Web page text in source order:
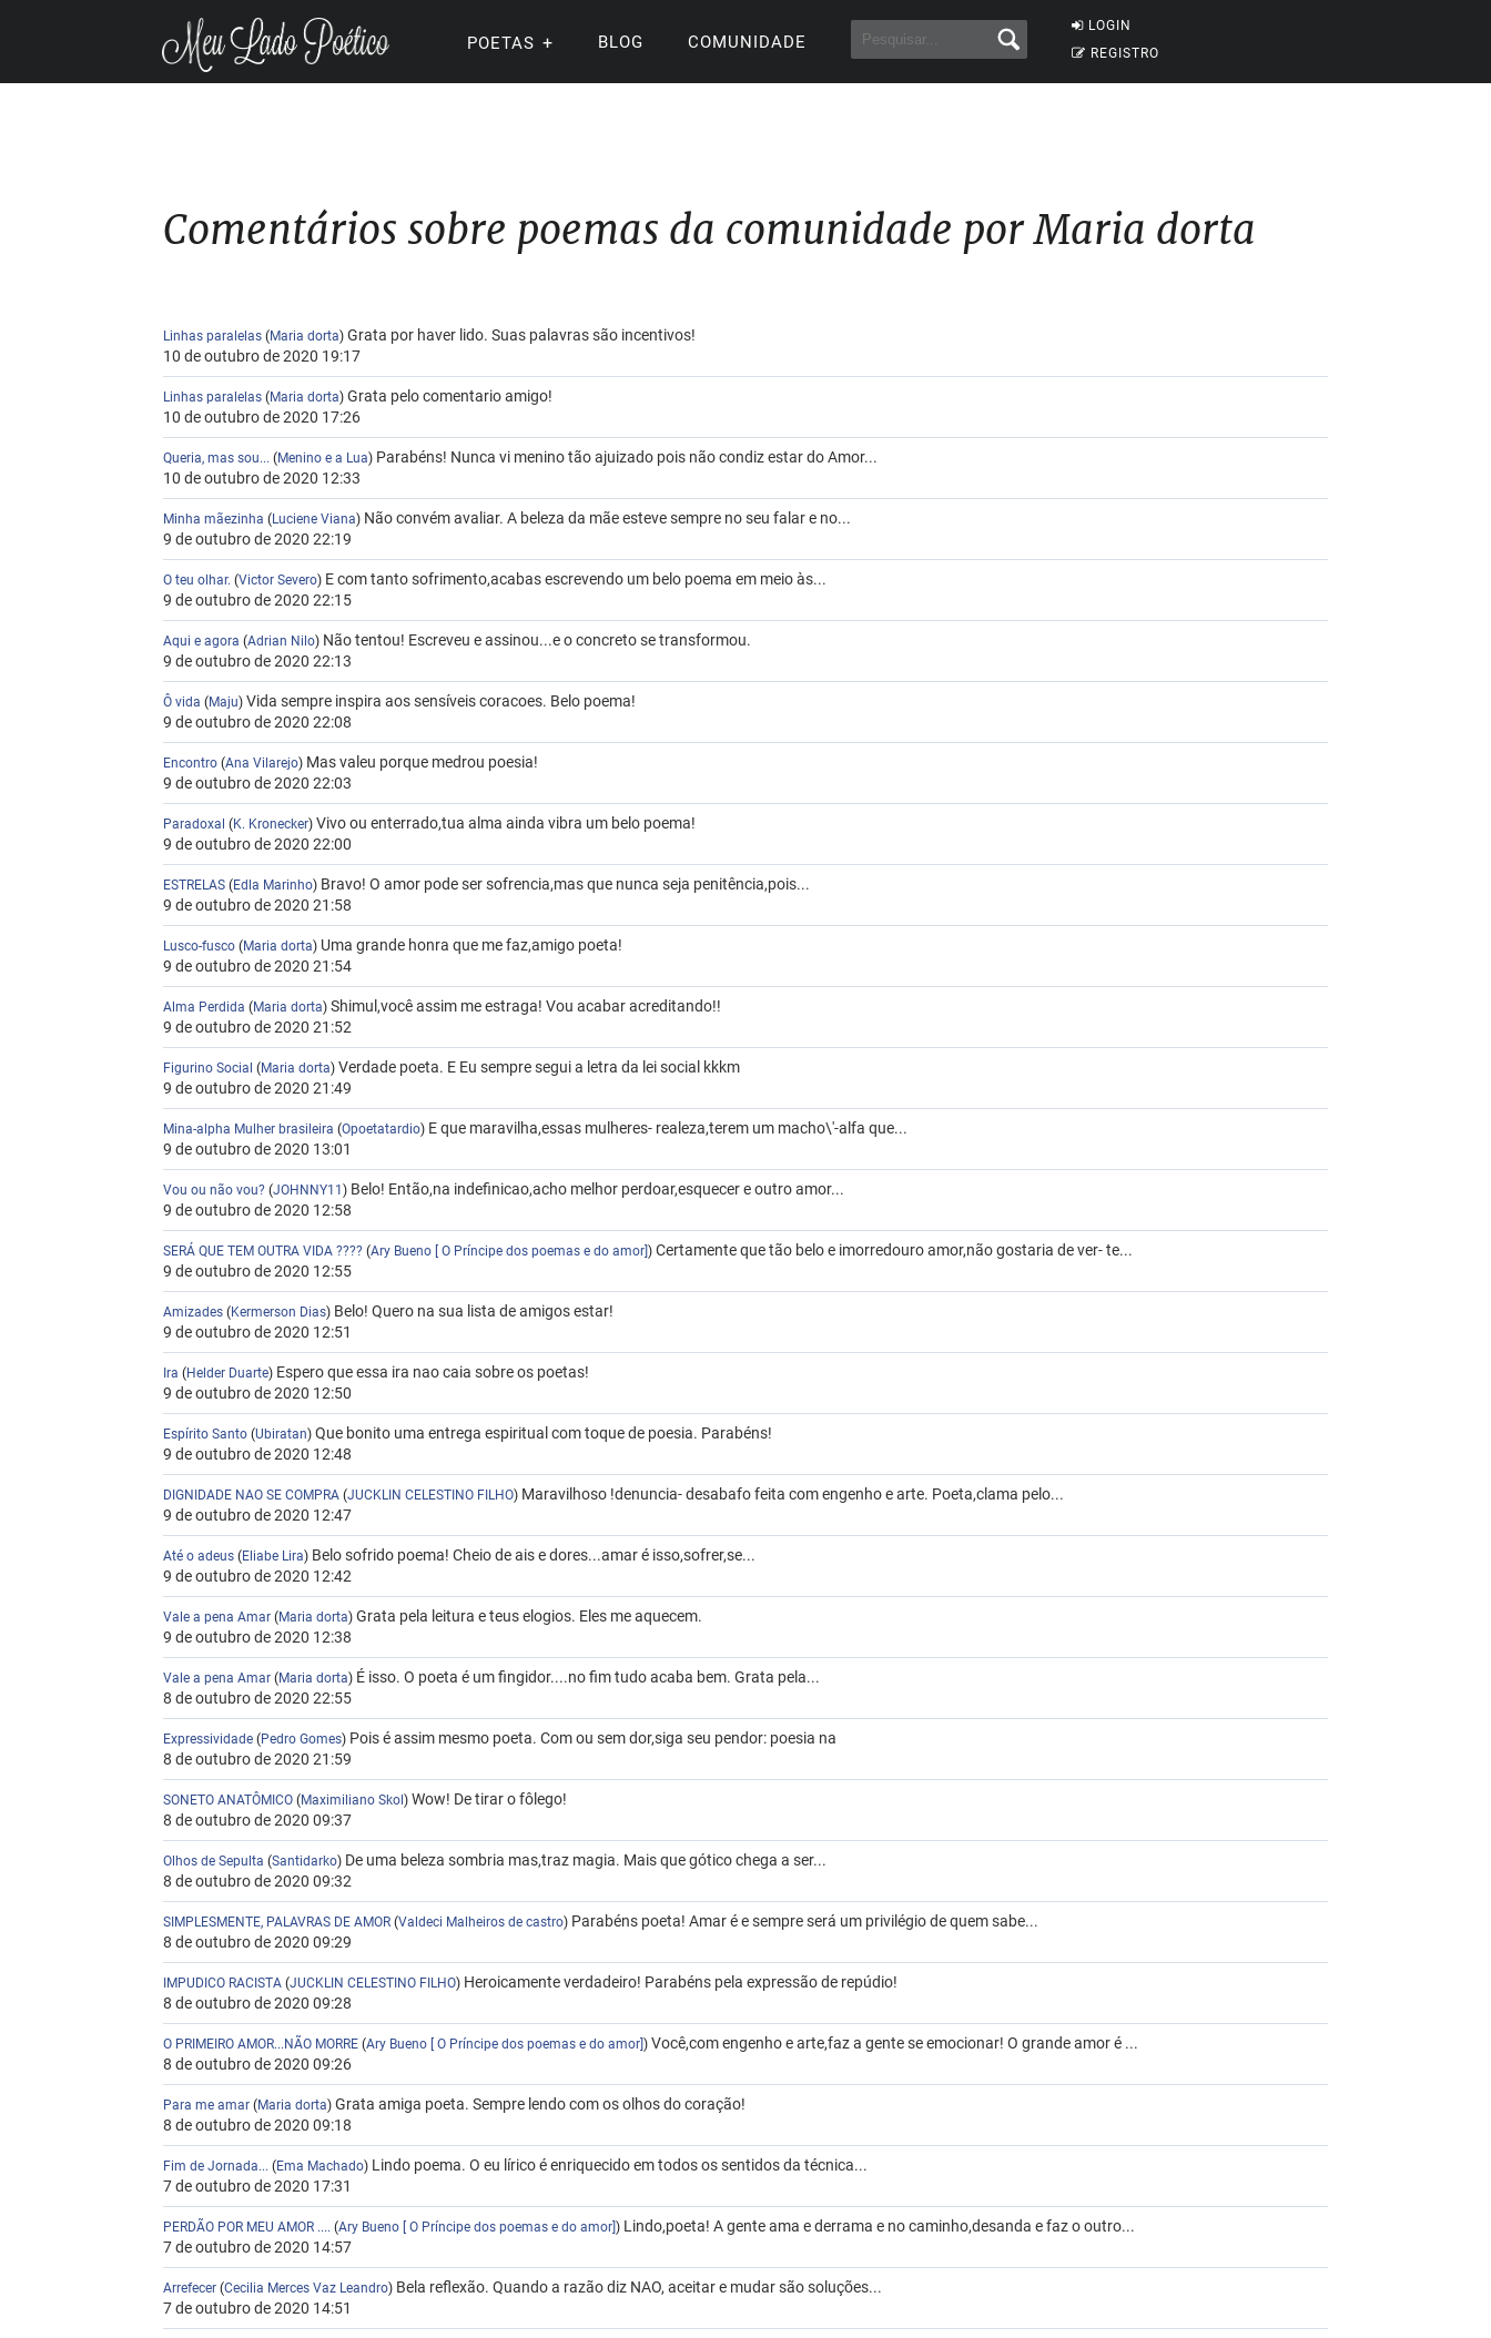
LOGIN
REGISTRO
POETAS BLOG COMUNIDADE
Comentários sobre poemas da comunidade por Maria dorta
Linhas paralelas (Maria dorta)Grata por haver lido. Suas palavras são incentivos!
10 de outubro de 2020 19:17
Linhas paralelas (Maria dorta)Grata pelo comentario amigo!
10 de outubro de 2020 17:26
Queria, mas sou... (Menino e a Lua) Parabéns! Nunca vi menino tão ajuizado pois não condiz estar do Amor...
10 de outubro de 2020 12:33
Minha mãezinha (Luciene Viana) Não convém avaliar. A beleza da mãe esteve sempre no seu falar e no...
9 de outubro de 2020 22:19
O teu olhar. (Victor Severo) E com tanto sofrimento,acabas escrevendo um belo poema em meio às...
9 de outubro de 2020 22:15
Aqui e agora(Adrian Nilo) Não tentou! Escreveu e assinou...e o concreto se transformou.
9 de outubro de 2020 22:13
Ô vida(Maju)Vida sempre inspira aos sensíveis coracoes. Belo poema!
9 de outubro de 2020 22:08
Encontro (Ana Vilarejo) Mas valeu porque medrou poesia!
9 de outubro de 2020 22:03
Paradoxal (K. Kronecker)Vivo ou enterrado,tua alma ainda vibra um belo poema!
9 de outubro de 2020 22:00
ESTRELAS (Edla Marinho) Bravo! O amor pode ser sofrencia,mas que nunca seja penitência,pois...
9 de outubro de 2020 21:58
Lusco-fusco (Maria dorta) Uma grande honra que me faz,amigo poeta!
9 de outubro de 2020 21:54
Alma Perdida (Maria dorta)Shimul,você assim me estraga! Vou acabar acreditando!!
9 de outubro de 2020 21:52
Figurino Social (Maria dorta)Verdade poeta. E Eu sempre segui a letra da lei social kkkm
9 de outubro de 2020 21:49
Mina-alpha Mulher brasileira (Opoetatardio) E que maravilha,essas mulheres- realeza,terem um macho\'-alfa que...
9 de outubro de 2020 13:01
Vou ou não vou? (JOHNNY11) Belo! Então,na indefinicao,acho melhor perdoar,esquecer e outro amor...
9 de outubro de 2020 12:58
SERÁ QUE TEM OUTRA VIDA ???? (Ary Bueno [ O Príncipe dos poemas e do amor])Certamente que tão belo e imorredouro amor,não gostaria de ver- te...
9 de outubro de 2020 12:55
Amizades (Kermerson Dias) Belo! Quero na sua lista de amigos estar!
9 de outubro de 2020 12:51
Ira (Helder Duarte) Espero que essa ira nao caia sobre os poetas!
9 de outubro de 2020 12:50
Espírito Santo (Ubiratan)Que bonito uma entrega espiritual com toque de poesia. Parabéns!
9 de outubro de 2020 12:48
DIGNIDADE NAO SE COMPRA(JUCKLIN CELESTINO FILHO) Maravilhoso !denuncia- desabafo feita com engenho e arte. Poeta,clama pelo...
9 de outubro de 2020 12:47
Até o adeus (Eliabe Lira) Belo sofrido poema! Cheio de ais e dores...amar é isso,sofrer,se...
9 de outubro de 2020 12:42
Vale a pena Amar (Maria dorta)Grata pela leitura e teus elogios. Eles me aquecem.
9 de outubro de 2020 12:38
Vale a pena Amar (Maria dorta) É isso. O poeta é um fingidor....no fim tudo acaba bem. Grata pela...
8 de outubro de 2020 22:55
Expressividade (Pedro Gomes) Pois é assim mesmo poeta. Com ou sem dor,siga seu pendor: poesia na
8 de outubro de 2020 21:59
SONETO ANATÔMICO (Maximiliano Skol)Wow! De tirar o fôlego!
8 de outubro de 2020 09:37
Olhos de Sepulta (Santidarko) De uma beleza sombria mas,traz magia. Mais que gótico chega a ser...
8 de outubro de 2020 09:32
SIMPLESMENTE, PALAVRAS DE AMOR (Valdeci Malheiros de castro) Parabéns poeta! Amar é e sempre será um privilégio de quem sabe...
8 de outubro de 2020 09:29
IMPUDICO RACISTA (JUCKLIN CELESTINO FILHO) Heroicamente verdadeiro! Parabéns pela expressão de repúdio!
8 de outubro de 2020 09:28
O PRIMEIRO AMOR...NÃO MORRE (Ary Bueno [ O Príncipe dos poemas e do amor])Você,com engenho e arte,faz a gente se emocionar! O grande amor é ...
8 de outubro de 2020 09:26
Para me amar (Maria dorta)Grata amiga poeta. Sempre lendo com os olhos do coração!
8 de outubro de 2020 09:18
Fim de Jornada... (Ema Machado) Lindo poema. O eu lírico é enriquecido em todos os sentidos da técnica...
7 de outubro de 2020 17:31
PERDÃO POR MEU AMOR .... (Ary Bueno [ O Príncipe dos poemas e do amor]) Lindo,poeta! A gente ama e derrama e no caminho,desanda e faz o outro...
7 de outubro de 2020 14:57
Arrefecer (Cecilia Merces Vaz Leandro) Bela reflexão. Quando a razão diz NAO, aceitar e mudar são soluções...
7 de outubro de 2020 14:51